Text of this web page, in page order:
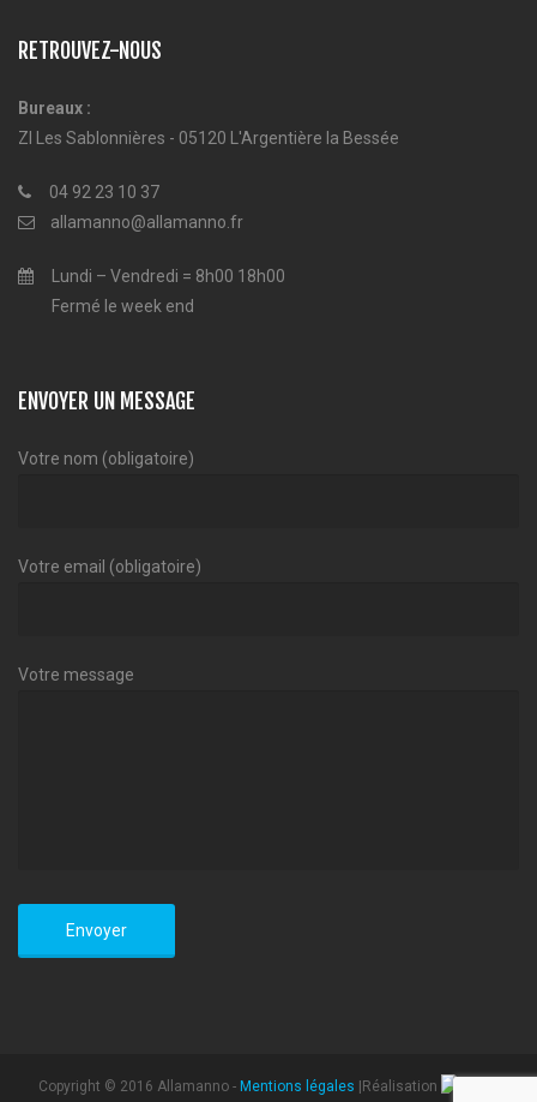
RETROUVEZ-NOUS
Bureaux :
ZI Les Sablonnières - 05120 L'Argentière la Bessée
04 92 23 10 37
allamanno@allamanno.fr
Lundi – Vendredi = 8h00 18h00
Fermé le week end
ENVOYER UN MESSAGE
Votre nom (obligatoire)
Votre email (obligatoire)
Votre message
Copyright © 2016 Allamanno - Mentions légales |Réalisation